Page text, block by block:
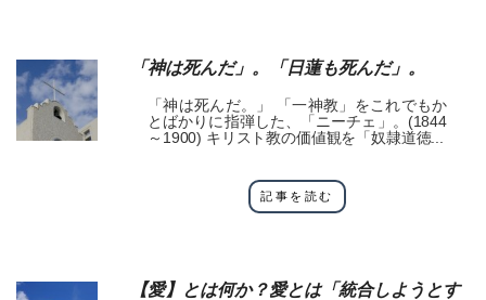
「神は死んだ」。「日蓮も死んだ」。
「神は死んだ。」 「一神教」をこれでもか
とばかりに指弾した、「ニーチェ」。(1844
～1900) キリスト教の価値観を「奴隷道徳...
記事を読む
【愛】とは何か？愛とは「統合しようとす